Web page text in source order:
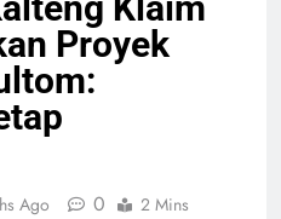
Proyek
Ago 0 2 Mins